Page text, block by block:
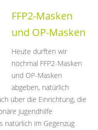
FFP2-Masken
und OP-Masken
Heute durften wir
nochmal FFP2-Masken
und OP-Masken
abgeben, natürlich
über die Einrichtung, die
Jugendhilfe
natürlich im Gegenzug